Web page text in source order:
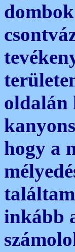
oldalán
hogy a
inkább